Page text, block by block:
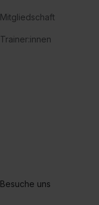
Mitgliedschaft
Trainer:innen
Besuche uns